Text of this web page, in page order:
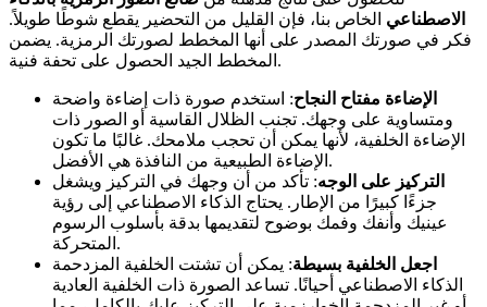
الاصطناعي الخاص بنا، فإن القليل من التحضير يقطع شوطًا طويلاً.
فكر في صورتك المصدر على أنها المخطط لصورتك الرمزية. يضمن
المخطط الجيد الحصول على تحفة فنية.
الإضاءة مفتاح النجاح: استخدم صورة ذات إضاءة واضحة
ومتساوية على وجهك. تجنب الظلال القاسية أو الصور ذات
الإضاءة الخلفية، لأنها يمكن أن تحجب ملامحك. غالبًا ما تكون
الإضاءة الطبيعية من النافذة هي الأفضل.
التركيز على الوجه: تأكد من أن وجهك في التركيز ويشغل
جزءًا كبيرًا من الإطار. يحتاج الذكاء الاصطناعي إلى رؤية
عينيك وأنفك وفمك بوضوح لتقديمها بدقة بأسلوب الرسوم
المتحركة.
اجعل الخلفية بسيطة: يمكن أن تشتت الخلفية المزدحمة
الذكاء الاصطناعي أحيانًا. تساعد الصورة ذات الخلفية العادية